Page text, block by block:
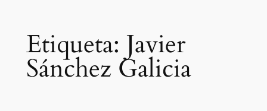
Etiqueta: Javier
Sánchez Galicia